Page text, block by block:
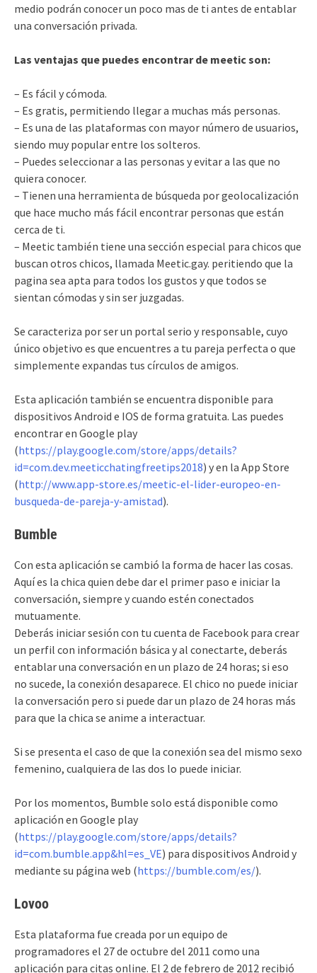
medio podrán conocer un poco mas de ti antes de entablar
una conversación privada.
Las ventajas que puedes encontrar de meetic son:
– Es fácil y cómoda.
– Es gratis, permitiendo llegar a muchas más personas.
– Es una de las plataformas con mayor número de usuarios,
siendo muy popular entre los solteros.
– Puedes seleccionar a las personas y evitar a las que no
quiera conocer.
– Tienen una herramienta de búsqueda por geolocalización
que hace mucho más fácil encontrar personas que están
cerca de ti.
– Meetic también tiene una sección especial para chicos que
buscan otros chicos, llamada Meetic.gay. peritiendo que la
pagina sea apta para todos los gustos y que todos se
sientan cómodas y sin ser juzgadas.
Se caracteriza por ser un portal serio y responsable, cuyo
único objetivo es que encuentres a tu pareja perfecta o que
simplemente expandas tus círculos de amigos.
Esta aplicación también se encuentra disponible para
dispositivos Android e IOS de forma gratuita. Las puedes
encontrar en Google play
(https://play.google.com/store/apps/details?
id=com.dev.meeticchatingfreetips2018) y en la App Store
(http://www.app-store.es/meetic-el-lider-europeo-en-
busqueda-de-pareja-y-amistad).
Bumble
Con esta aplicación se cambió la forma de hacer las cosas.
Aquí es la chica quien debe dar el primer paso e iniciar la
conversación, siempre y cuando estén conectados
mutuamente.
Deberás iniciar sesión con tu cuenta de Facebook para crear
un perfil con información básica y al conectarte, deberás
entablar una conversación en un plazo de 24 horas; si eso
no sucede, la conexión desaparece. El chico no puede iniciar
la conversación pero si puede dar un plazo de 24 horas más
para que la chica se anime a interactuar.
Si se presenta el caso de que la conexión sea del mismo sexo
femenino, cualquiera de las dos lo puede iniciar.
Por los momentos, Bumble solo está disponible como
aplicación en Google play
(https://play.google.com/store/apps/details?
id=com.bumble.app&hl=es_VE) para dispositivos Android y
mediante su página web (https://bumble.com/es/).
Lovoo
Esta plataforma fue creada por un equipo de
programadores el 27 de octubre del 2011 como una
aplicación para citas online. El 2 de febrero de 2012 recibió